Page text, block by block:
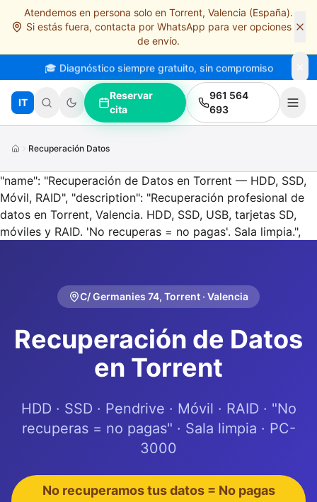
Saltar al contenido principal
Atendemos en persona solo en Torrent, Valencia (España).
Si estás fuera, contacta por WhatsApp para ver opciones
de envío.
🎓 Diagnóstico siempre gratuito, sin compromiso
IT
Reservar
cita
961 564
693
Recuperación Datos
"name": "Recuperación de Datos en Torrent — HDD, SSD,
Móvil, RAID", "description": "Recuperación profesional de
datos en Torrent, Valencia. HDD, SSD, USB, tarjetas SD,
móviles y RAID. 'No recuperas = no pagas'. Sala limpia.",
C/ Germanies 74, Torrent · Valencia
Recuperación de Datos
en Torrent
HDD · SSD · Pendrive · Móvil · RAID · "No
recuperas = no pagas" · Sala limpia · PC-
3000
No recuperamos tus datos = No pagas